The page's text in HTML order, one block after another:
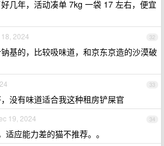
几年，活动凑单 7kg 一袋 17 左右，便宜
32
2024
基的，比较吸味道，和京东京造的沙漠破
33
没有味道适合我这种租房铲屎官
34
19, 2024
适应能力差的猫不推荐。。